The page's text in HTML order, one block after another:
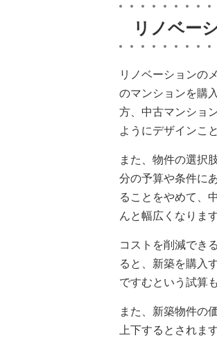
リノベー
リノベーションの
のマンションを購
方、中古マンショ
ようにデザインこ
また、物件の選択
分の予算や条件に
ることをやめて、
んと幅広くなります
コストを削減でき
ると、新築を購入
ですむという試算
また、新築物件の
上下するとされま